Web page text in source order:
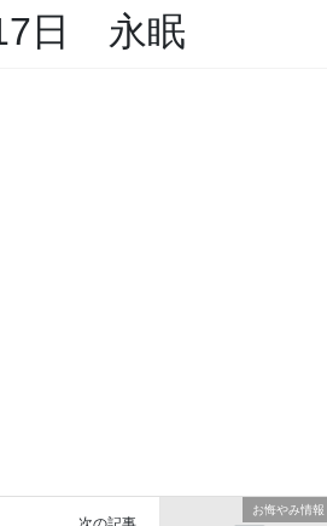
日 永眠
お悔やみ情報